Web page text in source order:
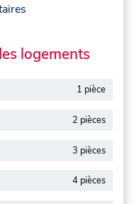
logements
1 pièce
2 pièces
3 pièces
4 pièces